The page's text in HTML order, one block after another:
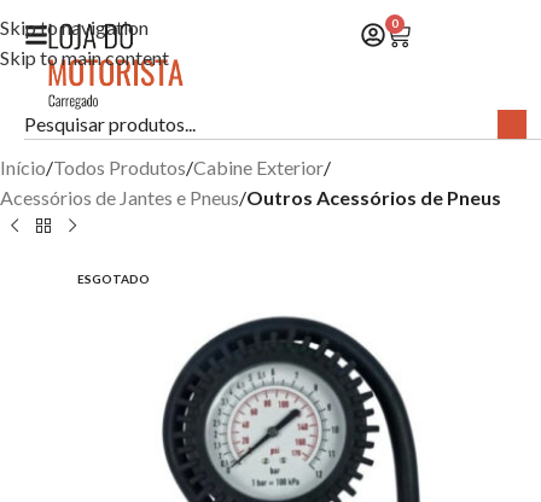
Skip to navigation
Skip to main content
0
Início Todos Produtos Cabine Exterior
Acessórios de Jantes e Pneus Outros Acessórios de Pneus
ESGOTADO